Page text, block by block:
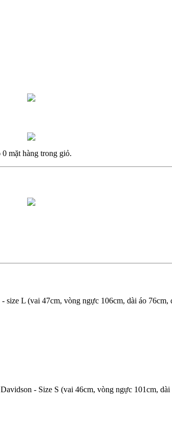
0 mặt hàng trong giỏ.
size L (vai 47cm, vòng ngực 106cm, dài áo
- Size S (vai 46cm, vòng ngực 101cm,